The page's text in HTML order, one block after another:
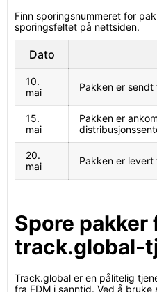
Finn sporingsnummeret for
sporingsfeltet på nettsiden.
Dato
10.
mai
Pakken er
15.
mai
Pakken er
20.
mai
Pakken er
Spore pakker
track.global-
Track.global er en pålitelig
fra FDM i sanntid. Ved å